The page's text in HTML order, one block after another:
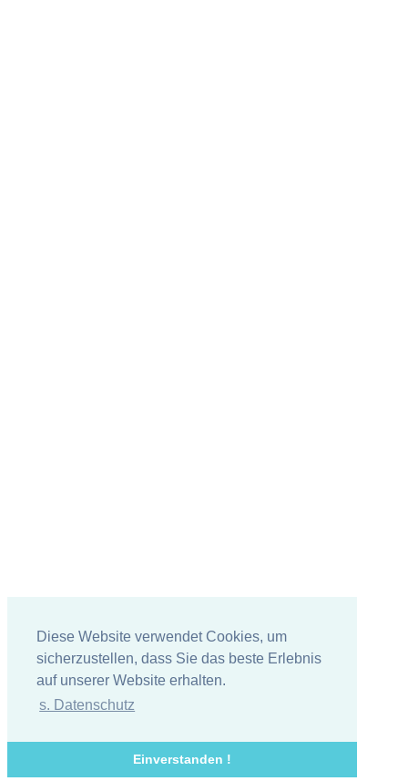
Diese Website verwendet Cookies, um
sicherzustellen, dass Sie das beste Erlebnis
auf unserer Website erhalten.
s. Datenschutz
Einverstanden !